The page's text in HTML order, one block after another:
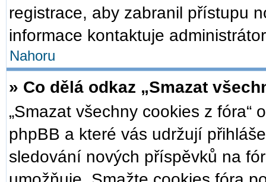
registrace, aby zabranil přístupu
informace kontaktuje
Nahoru
» Co dělá odkaz „Smazat
„Smazat všechny cookies z
phpBB a které vás udržují
sledování nových příspěvků na